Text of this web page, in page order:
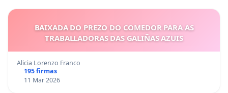
BAIXADA DO PREZO DO COMEDOR PARA AS
TRABALLADORAS DAS GALIÑAS AZUIS
Alicia Lorenzo Franco
195 firmas
11 Mar 2026